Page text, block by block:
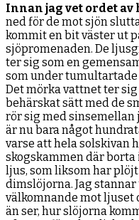
Innan jag vet ordet av
ned för de mot sjön
kommit en bit väster ut
sjöpromenaden. De
ter sig som en
som under
Det mörka vattnet ter
behärskat sätt med de
rör sig med sinsemellan
är nu bara något
varse att hela solskivan
skogskammen där borta
ljus, som liksom har
dimslöjorna. Jag
välkomnande mot ljuset
än ser, hur slöjorna